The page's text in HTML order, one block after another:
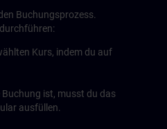
Buchungsprozess.
Kurs, indem du auf
Buchung ist, musst du das
ausfüllen.